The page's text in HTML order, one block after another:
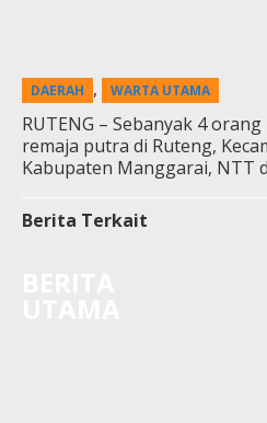
DAERAH , WARTA UTAMA
RUTENG – Sebanyak 4
remaja putra di Ruteng,
Kabupaten Manggarai, NTT
Berita Terkait